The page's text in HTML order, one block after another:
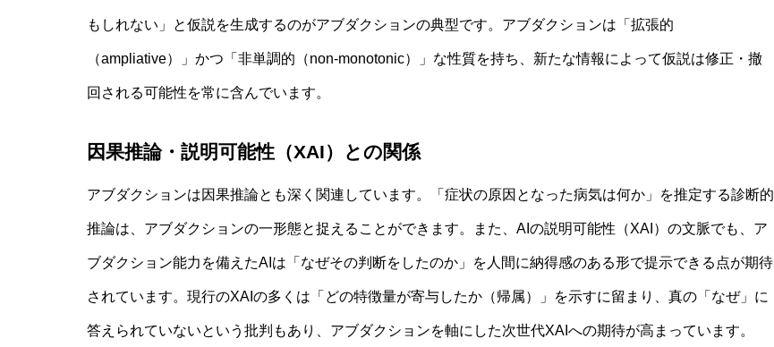
もしれない」と仮説を生成するのがアブダクションの典型です。アブダクションは「拡張的
（ampliative）」かつ「非単調的（non-monotonic）」な性質を持ち、新たな情報によって仮説は修正・撤
回される可能性を常に含んでいます。
因果推論・説明可能性（XAI）との関係
アブダクションは因果推論とも深く関連しています。「症状の原因となった病気は何か」を推定する診断的
推論は、アブダクションの一形態と捉えることができます。また、AIの説明可能性（XAI）の文脈でも、ア
ブダクション能力を備えたAIは「なぜその判断をしたのか」を人間に納得感のある形で提示できる点が期待
されています。現行のXAIの多くは「どの特徴量が寄与したか（帰属）」を示すに留まり、真の「なぜ」に
答えられていないという批判もあり、アブダクションを軸にした次世代XAIへの期待が高まっています。